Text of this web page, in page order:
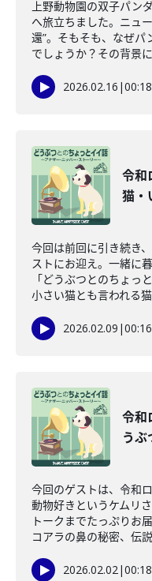
上野動物園の双子パン
へ旅立ちました。ニュ
還”。そもそも、なぜパ
でしょうか？その背景
2026.02.16 |
令和
猫・
今回は前回に引き続き
ストにお迎え。一緒に
「どうぶつとのちょっ
小さい猫とも言われる
2026.02.09 |
令和
う
今回のゲストは、令和
動物好きというケムリ
トークまでたっぷりお
コアラの鼻の秘密、伝
2026.02.02|